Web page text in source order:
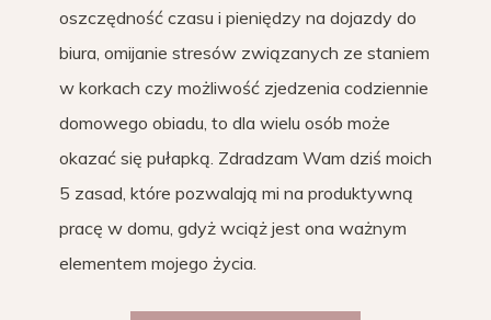
oszczędność czasu i pieniędzy na dojazdy do
biura, omijanie stresów związanych ze staniem
w korkach czy możliwość zjedzenia codziennie
domowego obiadu, to dla wielu osób może
okazać się pułapką. Zdradzam Wam dziś moich
5 zasad, które pozwalają mi na produktywną
pracę w domu, gdyż wciąż jest ona ważnym
elementem mojego życia.